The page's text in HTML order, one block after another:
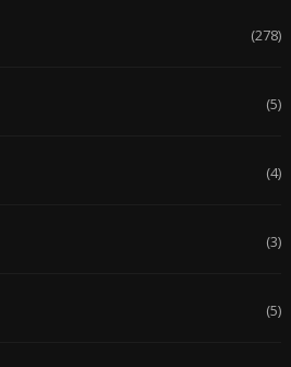
(278)
(5)
(4)
(3)
(5)